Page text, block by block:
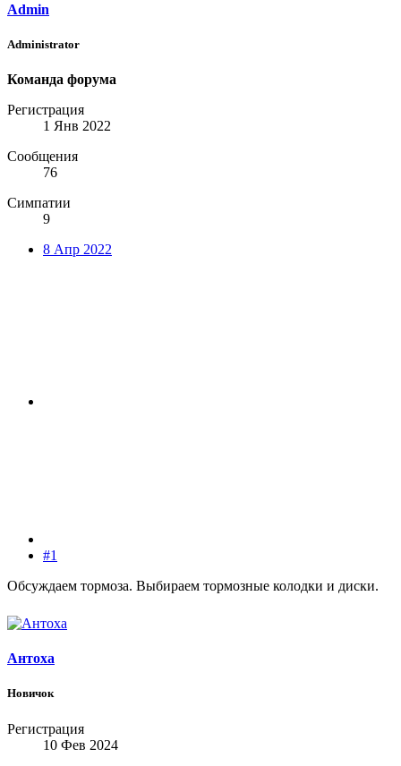
Admin
Administrator
Команда форума
Регистрация
1 Янв 2022
Сообщения
76
Симпатии
9
8 Апр 2022
#1
Обсуждаем тормоза. Выбираем тормозные колодки и диски.
Антоха
Новичок
Регистрация
10 Фев 2024